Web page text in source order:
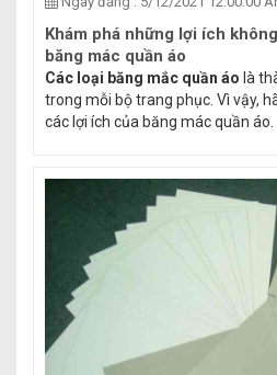
Khám phá những lợi ích
băng mác quần áo
Các loại băng mắc quần áo là
trong mỗi bộ trang phục. Vì vậy,
các lợi ích của băng mác quần áo.